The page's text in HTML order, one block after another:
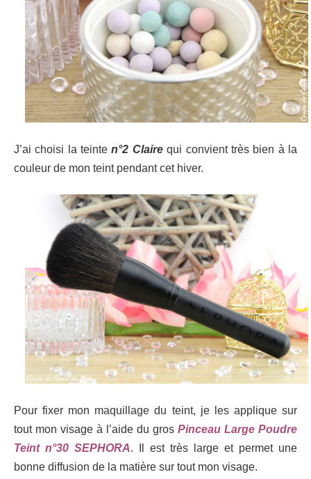
J’ai choisi la teinten°2 Clairequi convient très bien à la
couleur de mon teint pendant cet hiver.
Pour fixer mon maquillage du teint, je les applique sur
tout mon visage à l’aide du gros Pinceau Large Poudre
Teint n°30 SEPHORA. Il est très large et permet une
bonne diffusion de la matière sur tout mon visage.